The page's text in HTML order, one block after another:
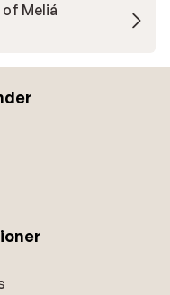
of Meliá